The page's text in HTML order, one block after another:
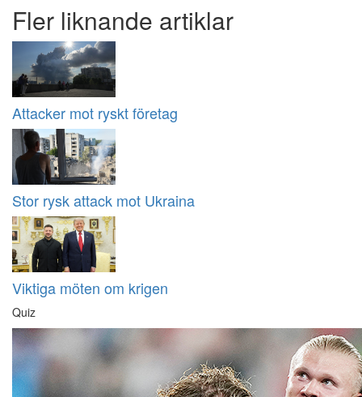
Fler liknande artiklar
Attacker mot ryskt företag
Stor rysk attack mot Ukraina
Viktiga möten om krigen
Quiz